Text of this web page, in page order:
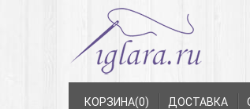
КОРЗИНА(0) ДОСТАВКА